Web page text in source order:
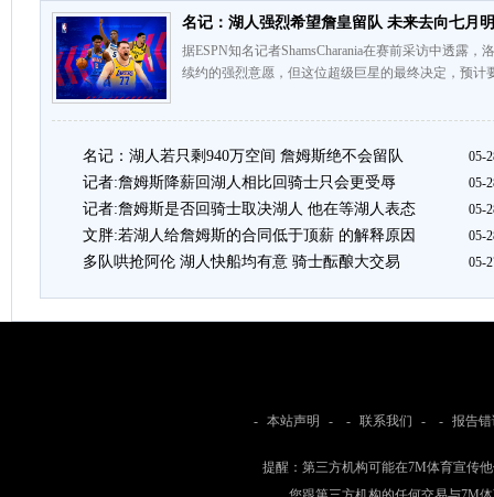
名记：湖人强烈希望詹皇留队 未来去向七月
据ESPN知名记者ShamsCharania在赛前采访中透露
续约的强烈意愿，但这位超级巨星的最终决定，预
名记：湖人若只剩940万空间 詹姆斯绝不会留队 05-
记者:詹姆斯降薪回湖人相比回骑士只会更受辱 05-
记者:詹姆斯是否回骑士取决湖人 他在等湖人表态 05-
文胖:若湖人给詹姆斯的合同低于顶薪 的解释原因 05-
多队哄抢阿伦 湖人快船均有意 骑士酝酿大交易 05-
- 本站声明 - - 联系我们 - - 报告
提醒：第三方机构可能在7M体育宣传